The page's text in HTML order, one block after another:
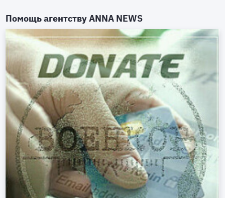
Помощь агентствуANNA NEWS